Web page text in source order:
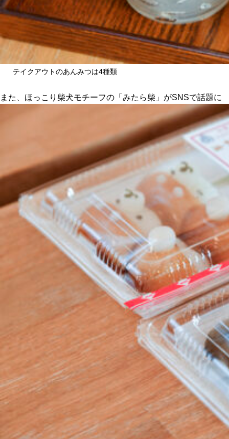
テイクアウトのあんみつは4種類
また、ほっこり柴犬モチーフの「みたら柴」がSNSで話題に